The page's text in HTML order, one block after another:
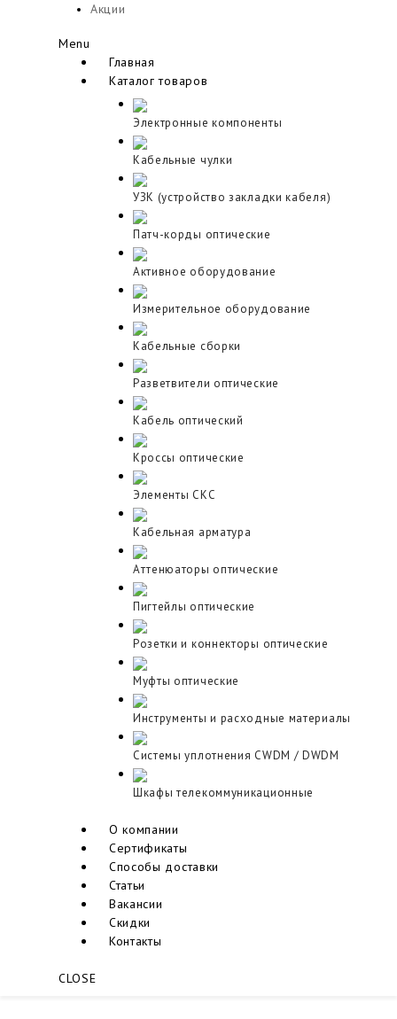
Акции
Menu
Главная
Каталог товаров
Электронные компоненты
Кабельные чулки
УЗК (устройство закладки кабеля)
Патч-корды оптические
Активное оборудование
Измерительное оборудование
Кабельные сборки
Разветвители оптические
Кабель оптический
Кроссы оптические
Элементы СКС
Кабельная арматура
Аттенюаторы оптические
Пигтейлы оптические
Розетки и коннекторы оптические
Муфты оптические
Инструменты и расходные материалы
Cистемы уплотнения CWDM / DWDM
Шкафы телекоммуникационные
О компании
Сертификаты
Способы доставки
Статьи
Вакансии
Скидки
Контакты
CLOSE